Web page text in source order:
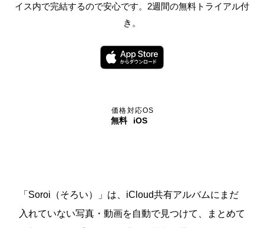
イス内で完結するので安心です。2週間の無料トライアル付
き。
価格
無料
対応OS
iOS
「Soroi（そろい）」は、iCloud共有アルバムにまだ
入れていない写真・動画を自動で見つけて、まとめて